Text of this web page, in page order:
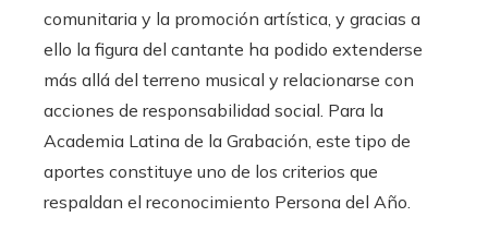
comunitaria y la promoción artística, y gracias a
ello la figura del cantante ha podido extenderse
más allá del terreno musical y relacionarse con
acciones de responsabilidad social. Para la
Academia Latina de la Grabación, este tipo de
aportes constituye uno de los criterios que
respaldan el reconocimiento Persona del Año.